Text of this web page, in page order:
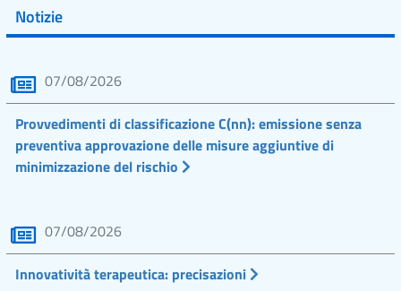
Notizie
07/08/2026
Provvedimenti di classificazione C(nn): emissione senza
preventiva approvazione delle misure aggiuntive di
minimizzazione del rischio
07/08/2026
Innovatività terapeutica: precisazioni